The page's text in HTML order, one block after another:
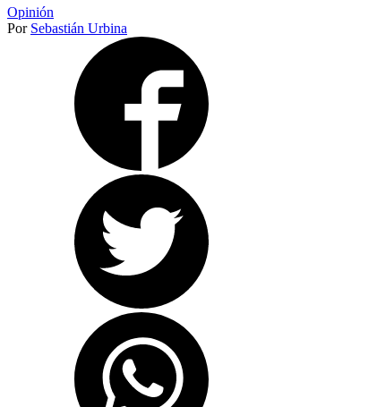
Opinión
Por Sebastián Urbina